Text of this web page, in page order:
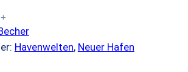
e
+
Havenwelten, Neuer Hafen